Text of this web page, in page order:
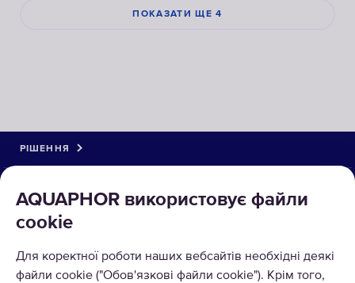
ПОКАЗАТИ ЩЕ 4
AQUAPHOR використовує файли
cookie
Для коректної роботи наших вебсайтів необхідні деякі
файли cookie ("Обов'язкові файли cookie"). Крім того,
РІШЕННЯ
ПРО КОМПАНІЮ
МОЖНА РОЗРАХОВУВАТИСЯ